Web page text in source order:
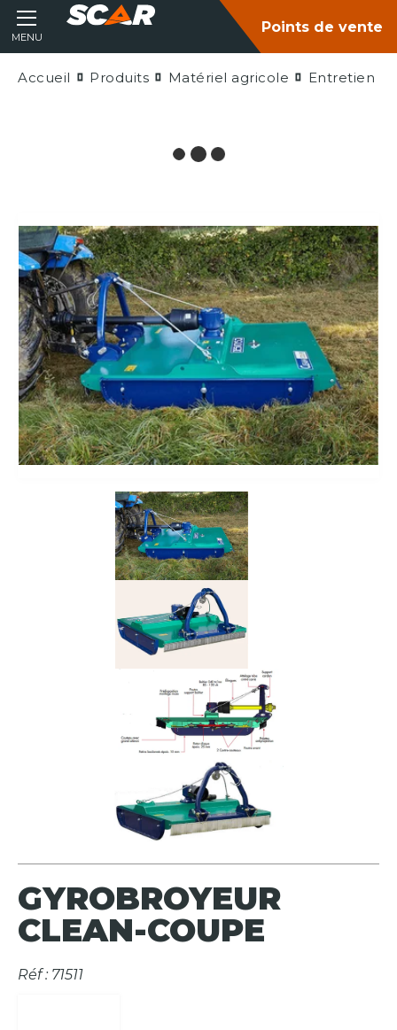
MENU
Points de vente
Accueil Produits Matériel agricole Entretien
GYROBROYEUR
CLEAN-COUPE
Réf : 71511